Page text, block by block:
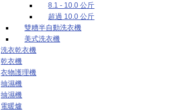
8.1 - 10.0 公斤
超過 10.0 公斤
雙糟半自動洗衣機
美式洗衣機
洗衣乾衣機
乾衣機
衣物護理機
抽濕機
抽濕機
電暖爐